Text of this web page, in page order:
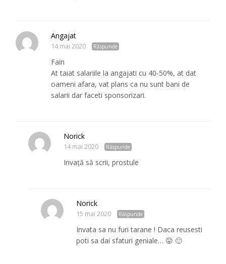
Angajat
14 mai 2020 Răspunde
Fain
At taiat salariile la angajati cu 40-50%, at dat
oameni afara, vat plans ca nu sunt bani de
salarii dar faceti sponsorizari.
Norick
14 mai 2020 Răspunde
Invață să scrii, prostule
Norick
15 mai 2020 Răspunde
Invata sa nu furi tarane ! Daca reusesti
poti sa dai sfaturi geniale… 😛 🙂